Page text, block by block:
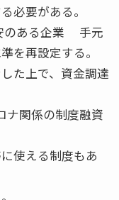
必要がある。
のある企業 手元
を再設定する。
た上で、資金調達
関係の制度融資
使える制度もあ